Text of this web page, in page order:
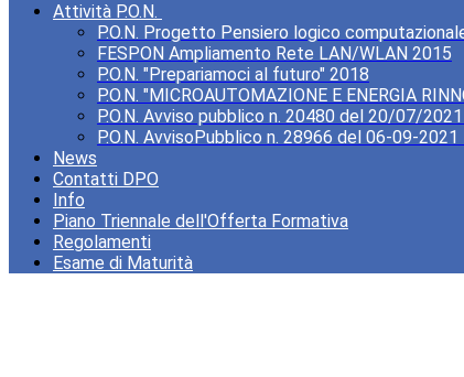
Attività P.O.N.
P.O.N. Progetto Pensiero logico
FESPON Ampliamento Rete LAN/WLAN 2015
P.O.N. "Prepariamoci al futuro" 2018
P.O.N. "MICROAUTOMAZIONE E ENERGIA
P.O.N. Avviso pubblico n. 20480 del 20/07/
P.O.N. AvvisoPubblico n. 28966 del 06-09-
News
Contatti DPO
Info
Piano Triennale dell'Offerta Formativa
Regolamenti
Esame di Maturità